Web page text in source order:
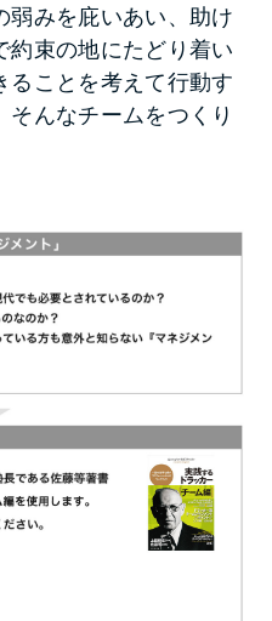
弱みを庇いあい、助け
約束の地にたどり着い
ることを考えて行動す
んなチームをつくり